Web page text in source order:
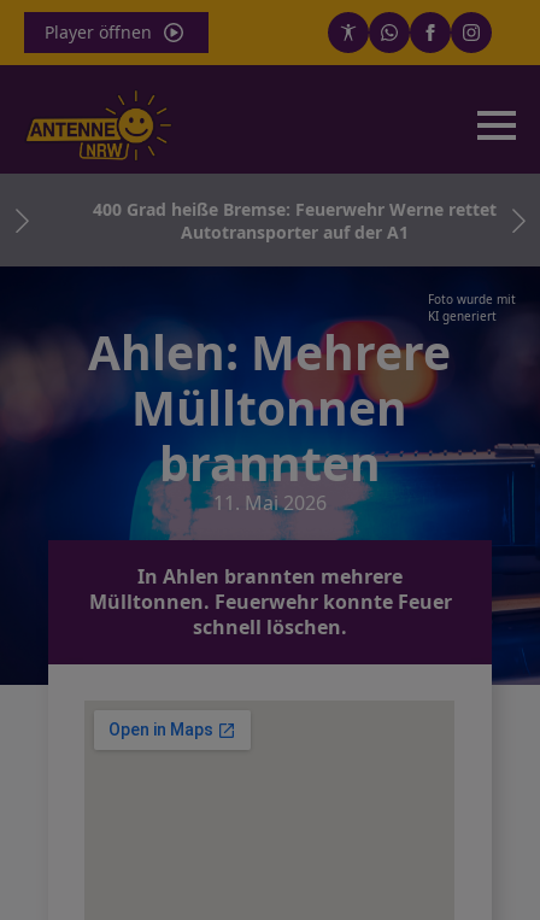
Player öffnen
–
400 Grad heiße Bremse: Feuerwehr Werne rettet
Autotransporter auf der A1
Foto wurde mit
KI generiert
Ahlen: Mehrere
Mülltonnen
brannten
11. Mai 2026
In Ahlen brannten mehrere
Mülltonnen. Feuerwehr konnte Feuer
schnell löschen.